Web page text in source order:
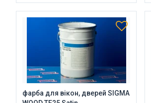
фарба для вікон, дверей SIGMA